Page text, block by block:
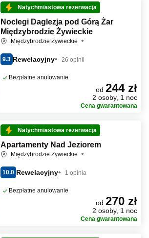
Natychmiastowa rezerwacja
Noclegi Daglezja pod Górą Żar
Międzybrodzie Żywieckie
Międzybrodzie Żywieckie
9.3 Rewelacyjny 26 opinii
Bezpłatne anulowanie
od 244 zł
2 osoby, 1 noc
Cena gwarantowana
Natychmiastowa rezerwacja
Apartamenty Nad Jeziorem
Międzybrodzie Żywieckie
10.0 Rewelacyjny 1 opinia
Bezpłatne anulowanie
od 270 zł
2 osoby, 1 noc
Cena gwarantowana